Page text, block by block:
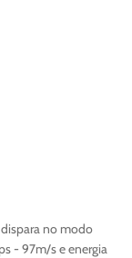
no modo
- 97m/s e energia